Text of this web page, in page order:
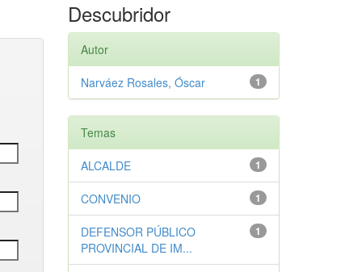
Descubridor
Autor
1
Narváez Rosales, Óscar
Temas
1
ALCALDE
1
CONVENIO
1
DEFENSOR PÚBLICO
PROVINCIAL DE IM...